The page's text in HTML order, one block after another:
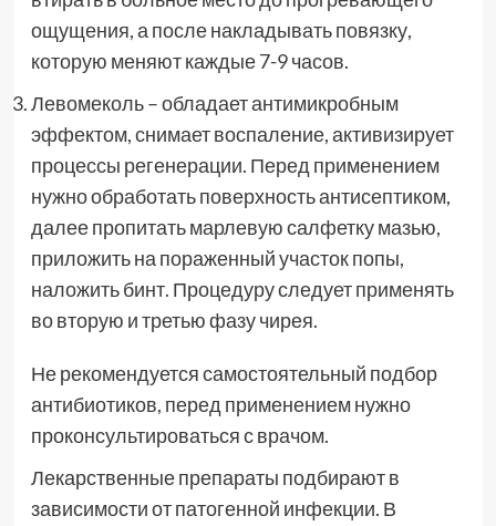
ощущения, а после накладывать повязку,
которую меняют каждые 7-9 часов.
Левомеколь – обладает антимикробным
эффектом, снимает воспаление, активизирует
процессы регенерации. Перед применением
нужно обработать поверхность антисептиком,
далее пропитать марлевую салфетку мазью,
приложить на пораженный участок попы,
наложить бинт. Процедуру следует применять
во вторую и третью фазу чирея.
Не рекомендуется самостоятельный подбор
антибиотиков, перед применением нужно
проконсультироваться с врачом.
Лекарственные препараты подбирают в
зависимости от патогенной инфекции. В